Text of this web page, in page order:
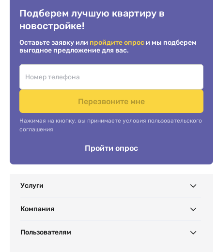
Подберем лучшую квартиру в
новостройке!
Оставьте заявку или пройдите опрос и мы подберем
выгодное предложение для вас.
Перезвоните мне
Нажимая на кнопку, вы принимаете условия пользовательского
соглашения
Пройти опрос
Услуги
Компания
Пользователям